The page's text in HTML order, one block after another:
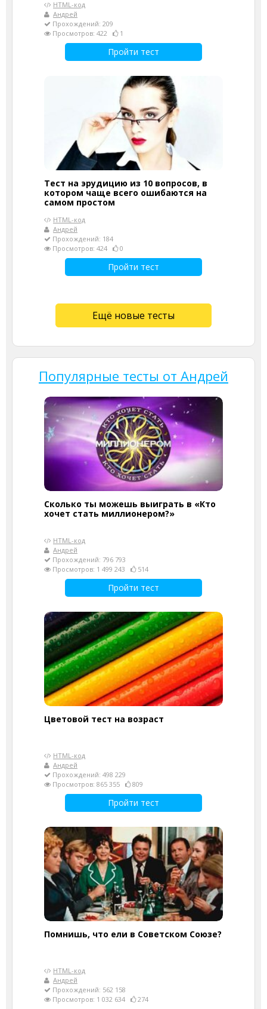
HTML-код
Андрей
Прохождений: 209
Просмотров: 422
1
Пройти тест
Тест на эрудицию из 10 вопросов, в
котором чаще всего ошибаются на
самом простом
HTML-код
Андрей
Прохождений: 184
Просмотров: 424
0
Пройти тест
Ещё новые тесты
Популярные тесты от Андрей
Сколько ты можешь выиграть в «Кто
хочет стать миллионером?»
HTML-код
Андрей
Прохождений: 796 793
Просмотров: 1 499 243
514
Пройти тест
Цветовой тест на возраст
HTML-код
Андрей
Прохождений: 498 229
Просмотров: 865 355
809
Пройти тест
Помнишь, что ели в Советском Союзе?
HTML-код
Андрей
Прохождений: 562 158
Просмотров: 1 032 634
274